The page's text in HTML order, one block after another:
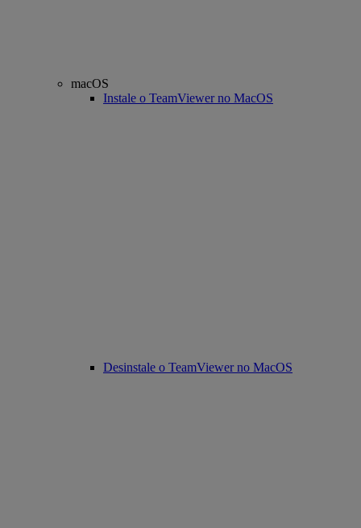
macOS
Instale o TeamViewer no MacOS
Desinstale o TeamViewer no MacOS